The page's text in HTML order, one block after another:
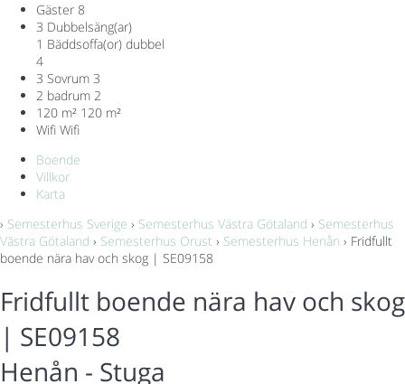
Gäster 8
3 Dubbelsäng(ar)
1 Bäddsoffa(or) dubbel
4
3 Sovrum 3
2 badrum 2
120 m² 120 m²
Wifi Wifi
Boende
Villkor
Karta
› Semesterhus Sverige › Semesterhus Västra Götaland › Semesterhus
Västra Götaland › Semesterhus Orust › Semesterhus Henån › Fridfullt
boende nära hav och skog | SE09158
Fridfullt boende nära hav och skog
| SE09158
Henån - Stuga